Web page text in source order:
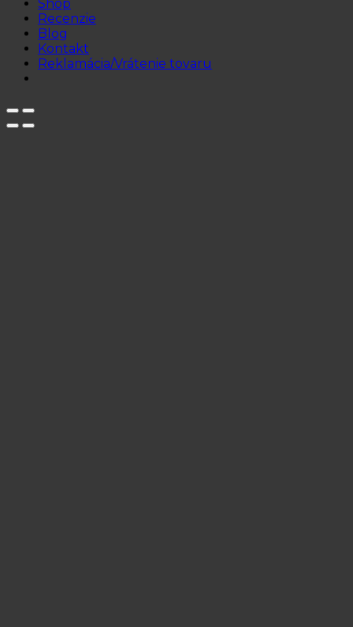
Shop
Recenzie
Blog
Kontakt
Reklamácia/Vrátenie tovaru